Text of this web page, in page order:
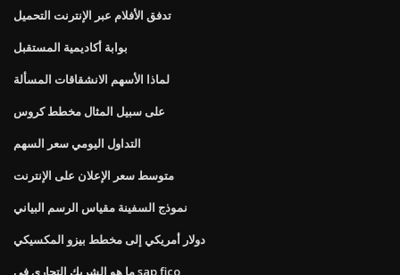
تدفق الأفلام عبر الإنترنت التحميل
بوابة أكاديمية المستقبل
لماذا الأسهم الانشقاقات المسألة
على سبيل المثال مخطط كروس
التداول اليومي سعر السهم
متوسط ​​سعر الإعلان على الإنترنت
نموذج السفينة مقياس الرسم البياني
دولار أمريكي إلى مخطط بيزو المكسيكي
ما هو الشريك التجاري في sap fico